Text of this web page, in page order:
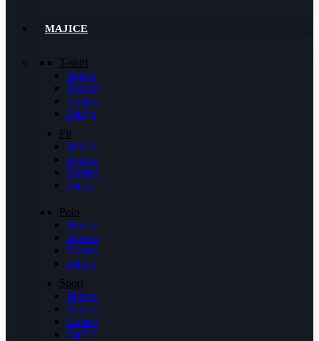
MAJICE
T-shirt
Muške
Ženske
Unisex
Dječje
Fit
Muške
Ženske
Unisex
Dječje
Polo
Muške
Ženske
Unisex
Dječje
Sport
Muške
Ženske
Unisex
Dječje